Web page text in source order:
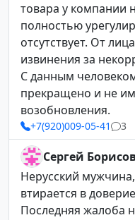
товара у компании
полностью
отсутствует. От
извинения за
С данным
прекращено и не
возобновления.
+7(920)009-05-41 3
Сергей
Нерусский
втирается в
Последняя жалоба